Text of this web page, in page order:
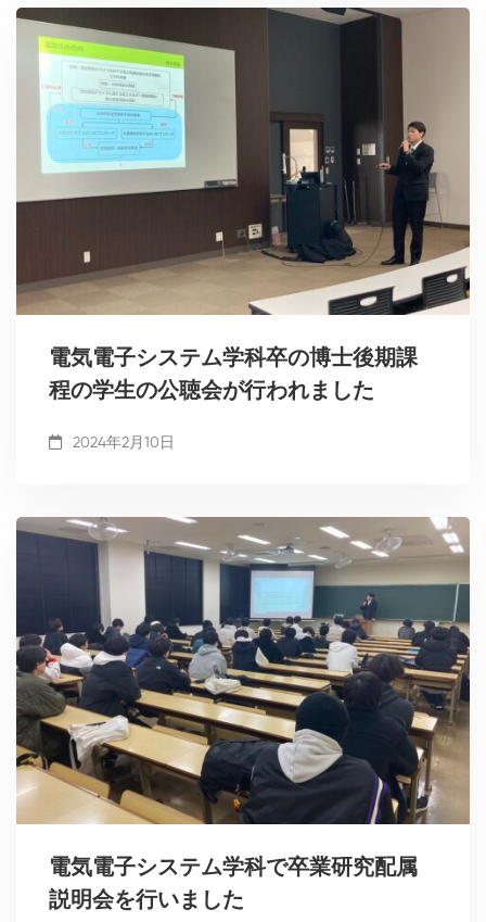
電気電子システム学科卒の博士後期課
程の学生の公聴会が行われました
2024年2月10日
電気電子システム学科で卒業研究配属
説明会を行いました